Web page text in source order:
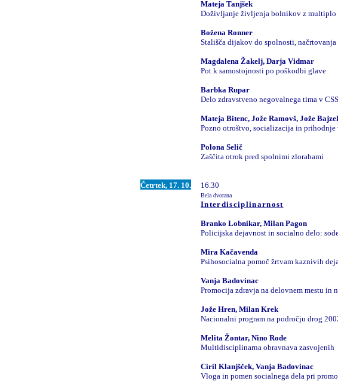
Mateja Tanjšek
Doživljanje življenja bolnikov z multiplo
Božena Ronner
Stališča dijakov do spolnosti,
Magdalena Žakelj, Darja Vidmar
Pot k samostojnosti po poškodbi glave
Barbka Rupar
Delo zdravstveno negovalnega tima v
Mateja Bitenc, Jože Ramovš, Jože
Pozno otroštvo, socializacija in prihodnje
Polona Selič
Zaščita otrok pred spolnimi zlorabami
Četrtek, 17. 10. 16.30
Bela dvorana
Interdisciplinarnost
Branko Lobnikar, Milan Pagon
Policijska dejavnost in socialno delo:
Mira Kačavenda
Psihosocialna pomoč žrtvam kaznivih
Vanja Badovinac
Promocija zdravja na delovnem mestu in
Jože Hren, Milan Krek
Nacionalni program na področju drog
Melita Žontar, Nino Rode
Multidisciplinarna obravnava zasvojenih
Ciril Klanjšček, Vanja Badovinac
Vloga in pomen socialnega dela pri